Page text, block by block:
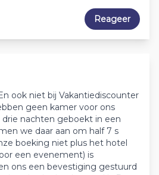
Reageer
ook niet bij Vakantiediscounter
geen kamer voor ons
nachten geboekt in een
we daar aan om half 7 s
boeking niet plus het hotel
een evenement) is
ons een bevestiging gestuurd